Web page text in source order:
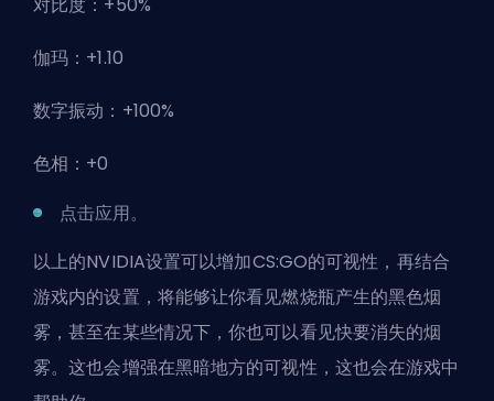
伽玛：+1.10
数字振动：+100%
色相：+0
点击应用。
以上的NVIDIA设置可以增加CS:GO的可视性，再结合
游戏内的设置，将能够让你看见燃烧瓶产生的黑色烟
雾，甚至在某些情况下，你也可以看见快要消失的烟
雾。这也会增强在黑暗地方的可视性，这也会在游戏中